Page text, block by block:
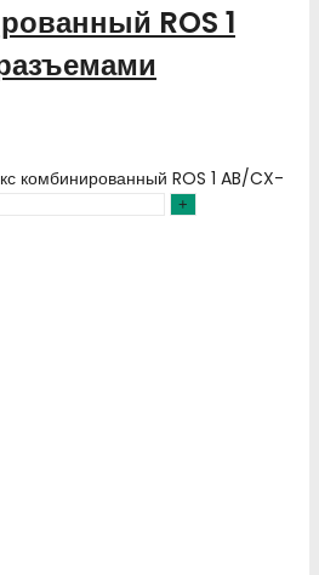
ROS 1
комбинированный ROS 1 AB/CX-